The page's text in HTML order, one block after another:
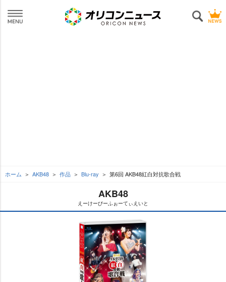
ホーム AKB48 作品 Blu-ray 第6回 AKB48紅白対抗歌合戦
AKB48
えーけーびーふぉーてぃえいと